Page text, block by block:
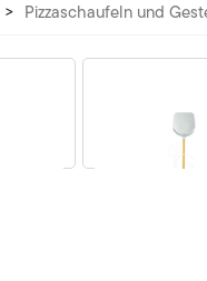
> Pizzaschaufeln und